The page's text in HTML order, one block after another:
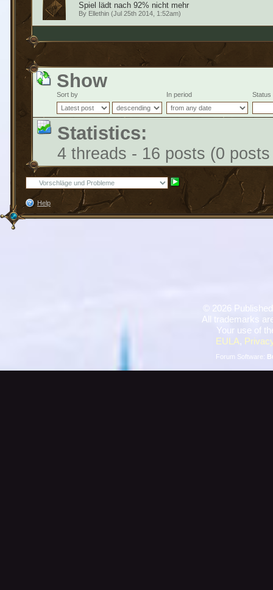
Spiel lädt nach 92% nicht mehr
By Ellethin(Jul 25th 2014, 1:52am)
Show
Sort by In period Status
Statistics:
4 threads - 16 posts (0
Help
2026
All trademarks
Your use of
EULA,
Forum Software: